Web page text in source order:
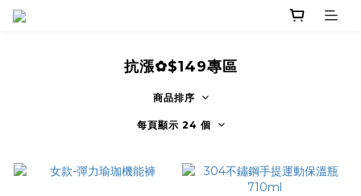
抗漲✿$149專區
商品排序
每頁顯示 24 個